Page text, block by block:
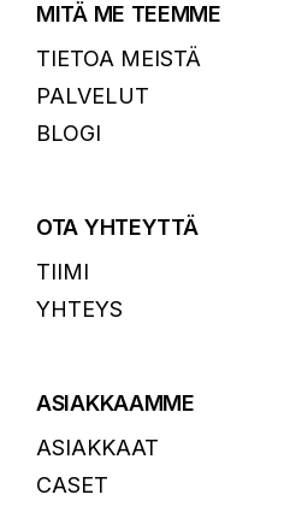
MITÄ ME TEEMME
TIETOA MEISTÄ
PALVELUT
BLOGI
OTA YHTEYTTÄ
TIIMI
YHTEYS
ASIAKKAAMME
ASIAKKAAT
CASET